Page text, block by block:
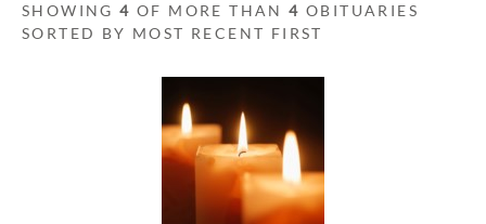
SHOWING4 OF MORE THAN4 OBITUARIES
SORTED BY MOST RECENT FIRST